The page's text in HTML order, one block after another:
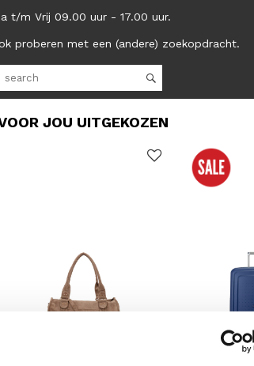
t/m Vrij 09.00 uur - 17.00 uur.
proberen met een (andere) zoekopdracht.
JOU UITGEKOZEN